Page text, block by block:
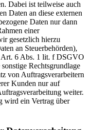
Dabei ist teilweise auch
Daten an diese externen
Daten nur dann
einer
gesetzlich hierzu
an Steuerbehörden),
Art. 6 Abs. 1 lit. f DSGVO
Rechtsgrundlage
von Auftragsverarbeitern
Kunden nur auf
weiter.
wird ein Vertrag über